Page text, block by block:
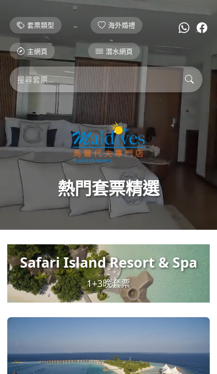
套票類型 海外婚禮
主網頁 潛水網頁
熱門套票精選
Safari Island Resort & Spa
1+3晚套票